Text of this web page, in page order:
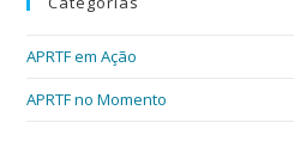
APRTF em Ação
APRTF no Momento